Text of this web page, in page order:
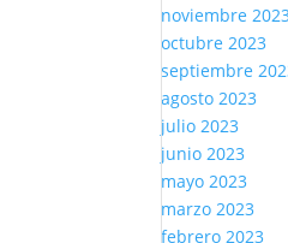
noviembre
octubre 2023
septiembre
agosto 2023
julio 2023
junio 2023
mayo 2023
marzo 2023
febrero 2023